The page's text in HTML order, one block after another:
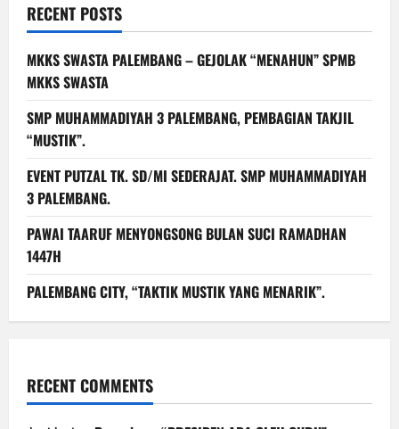
RECENT POSTS
MKKS SWASTA PALEMBANG – GEJOLAK “MENAHUN” SPMB
MKKS SWASTA
SMP MUHAMMADIYAH 3 PALEMBANG, PEMBAGIAN TAKJIL
“MUSTIK”.
EVENT PUTZAL TK. SD/MI SEDERAJAT. SMP MUHAMMADIYAH
3 PALEMBANG.
PAWAI TAARUF MENYONGSONG BULAN SUCI RAMADHAN
1447H
PALEMBANG CITY, “TAKTIK MUSTIK YANG MENARIK”.
RECENT COMMENTS